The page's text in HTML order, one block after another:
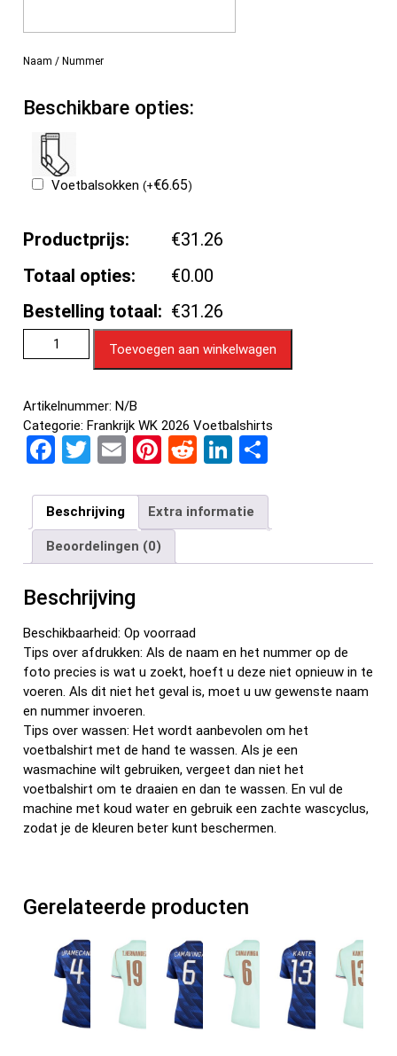
Naam / Nummer
Beschikbare opties:
Voetbalsokken(+€6.65)
Productprijs:
€31.26
Totaal opties:
€0.00
Bestelling totaal: €31.26
Toevoegen aan winkelwagen
Artikelnummer:N/B
Categorie:Frankrijk WK 2026 Voetbalshirts
F
ce
b
o
o
k
T
tt
er
E
ail
Pi
er
es
t
R
d
di
t
Li
ke
dI
n
e
n
Beschrijving Extra informatie
Beoordelingen (0)
Beschrijving
Beschikbaarheid: Op voorraad
Tips over afdrukken: Als de naam en het nummer op de
foto precies is wat u zoekt, hoeft u deze niet opnieuw in te
voeren. Als dit niet het geval is, moet u uw gewenste naam
en nummer invoeren.
Tips over wassen: Het wordt aanbevolen om het
voetbalshirt met de hand te wassen. Als je een
wasmachine wilt gebruiken, vergeet dan niet het
voetbalshirt om te draaien en dan te wassen. En vul de
machine met koud water en gebruik een zachte wascyclus,
zodat je de kleuren beter kunt beschermen.
Gerelateerde producten